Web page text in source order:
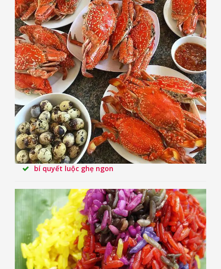
bí quyết luộc ghẹ ngon